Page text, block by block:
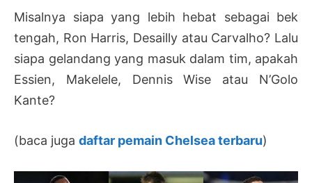
Misalnya siapa yang lebih hebat sebagai bek
tengah, Ron Harris, Desailly atau Carvalho? Lalu
siapa gelandang yang masuk dalam tim, apakah
Essien, Makelele, Dennis Wise atau N’Golo
Kante?
(baca juga daftar pemain Chelsea terbaru)